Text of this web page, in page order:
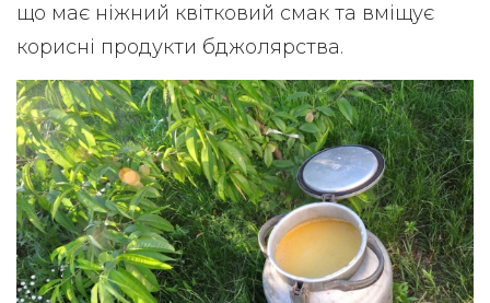
що має ніжний квітковий смак та вміщує
корисні продукти бджолярства.